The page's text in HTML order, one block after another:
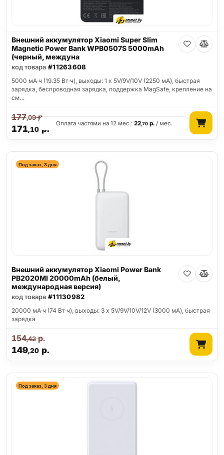
Внешний аккумулятор Xiaomi Super Slim
Magnetic Power Bank WPB0507S 5000mAh
(черный, междуна
код товара #11263608
5000 мА·ч (19.35 Вт·ч), выходы: 1 x 5V/9V/10V (2250 мА), быстрая
зарядка, беспроводная зарядка, поддержка MagSafe, крепление на
см…
171,10р.
177,09р.
Оплата частями на 12 мес.:22,70 р. / мес.
Под заказ, 3 дня
Внешний аккумулятор Xiaomi Power Bank
PB2020MI 20000mAh (белый,
международная версия)
код товара #11130982
20000 мА·ч (74 Вт·ч), выходы: 3 x 5V/9V/10V/12V (3000 мА), быстрая
зарядка
149,20р.
154,42р.
Под заказ, 3 дня